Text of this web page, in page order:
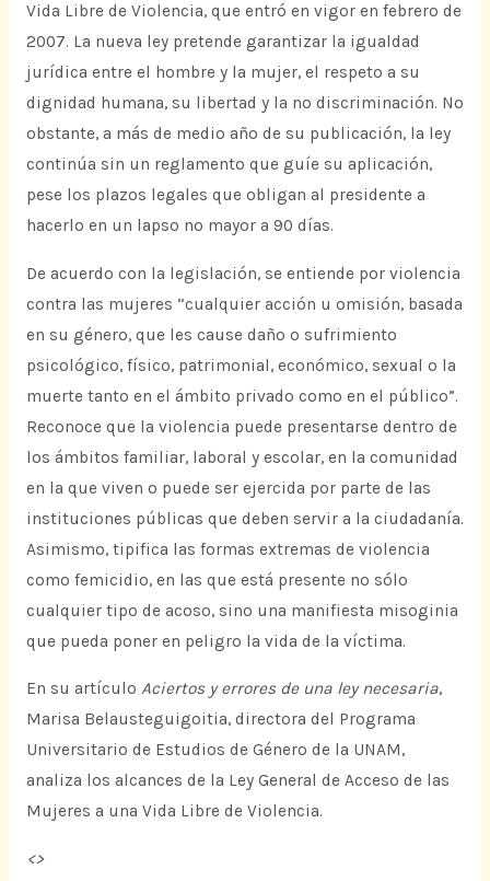
Vida Libre de Violencia, que entró en vigor en febrero de
2007. La nueva ley pretende garantizar la igualdad
jurídica entre el hombre y la mujer, el respeto a su
dignidad humana, su libertad y la no discriminación. No
obstante, a más de medio año de su publicación, la ley
continúa sin un reglamento que guíe su aplicación,
pese los plazos legales que obligan al presidente a
hacerlo en un lapso no mayor a 90 días.
De acuerdo con la legislación, se entiende por violencia
contra las mujeres “cualquier acción u omisión, basada
en su género, que les cause daño o sufrimiento
psicológico, físico, patrimonial, económico, sexual o la
muerte tanto en el ámbito privado como en el público”.
Reconoce que la violencia puede presentarse dentro de
los ámbitos familiar, laboral y escolar, en la comunidad
en la que viven o puede ser ejercida por parte de las
instituciones públicas que deben servir a la ciudadanía.
Asimismo, tipifica las formas extremas de violencia
como femicidio, en las que está presente no sólo
cualquier tipo de acoso, sino una manifiesta misoginia
que pueda poner en peligro la vida de la víctima.
En su artículo Aciertos y errores de una ley necesaria,
Marisa Belausteguigoitia, directora del Programa
Universitario de Estudios de Género de la UNAM,
analiza los alcances de la Ley General de Acceso de las
Mujeres a una Vida Libre de Violencia.
<>